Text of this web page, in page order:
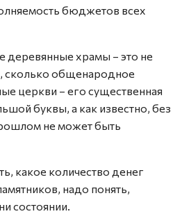
бюджетов всех
храмы – это не
сколько общенародное
церкви – его существенная
буквы, а как известно, без
не может быть
какое количество денег
надо понять,
состоянии.